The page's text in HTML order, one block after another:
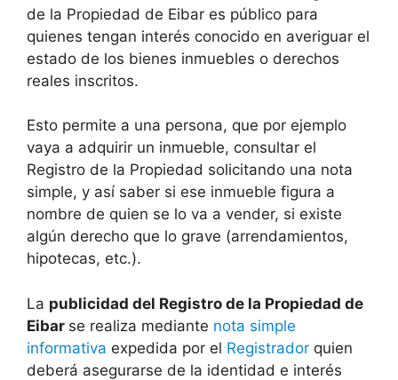
de la Propiedad de Eibar es público para
quienes tengan interés conocido en averiguar el
estado de los bienes inmuebles o derechos
reales inscritos.
Esto permite a una persona, que por ejemplo
vaya a adquirir un inmueble, consultar el
Registro de la Propiedad solicitando una nota
simple, y así saber si ese inmueble figura a
nombre de quien se lo va a vender, si existe
algún derecho que lo grave (arrendamientos,
hipotecas, etc.).
La publicidad del Registro de la Propiedad de
Eibar se realiza mediante nota simple
informativa expedida por el Registrador quien
deberá asegurarse de la identidad e interés